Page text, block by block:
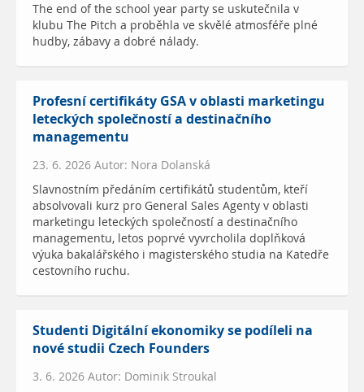
The end of the school year party se uskutečnila v
klubu The Pitch a proběhla ve skvělé atmosféře plné
hudby, zábavy a dobré nálady.
Profesní certifikáty GSA v oblasti marketingu
leteckých společností a destinačního
managementu
23. 6. 2026 Autor: Nora Dolanská
Slavnostním předáním certifikátů studentům, kteří
absolvovali kurz pro General Sales Agenty v oblasti
marketingu leteckých společností a destinačního
managementu, letos poprvé vyvrcholila doplňková
výuka bakalářského i magisterského studia na Katedře
cestovního ruchu.
Studenti Digitální ekonomiky se podíleli na
nové studii Czech Founders
3. 6. 2026 Autor: Dominik Stroukal